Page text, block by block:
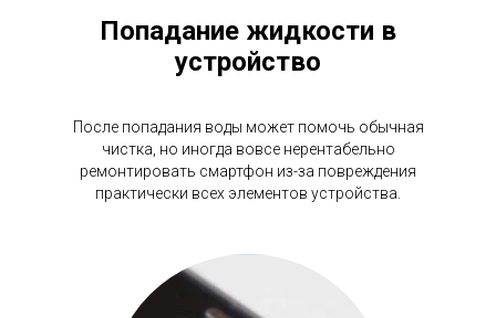
Попадание жидкости в
устройство
После попадания воды может помочь обычная
чистка, но иногда вовсе нерентабельно
ремонтировать смартфон из-за повреждения
практически всех элементов устройства.